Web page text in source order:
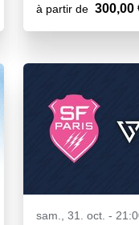
à partir de 300,00
sam., 31. oct. -